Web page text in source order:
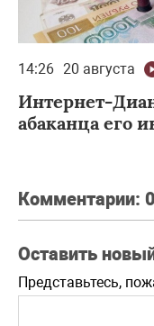
14:26 20 августа
Интернет-
абаканца его
Комментарии:
Оставить
Представьтесь,